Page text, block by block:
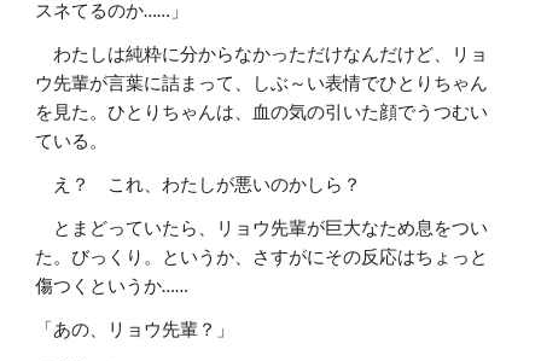
スネてるのか……」
わたしは純粋に分からなかっただけなんだけど、リョ
ウ先輩が言葉に詰まって、しぶ～い表情でひとりちゃん
を見た。ひとりちゃんは、血の気の引いた顔でうつむい
ている。
え？ これ、わたしが悪いのかしら？
とまどっていたら、リョウ先輩が巨大なため息をつい
た。びっくり。というか、さすがにその反応はちょっと
傷つくというか……
「あの、リョウ先輩？」